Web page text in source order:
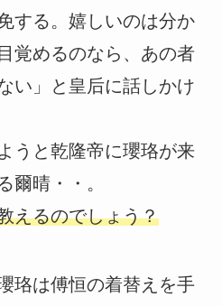
する。嬉しいのは分か
覚めるのなら、あの者
い」と皇后に話しかけ
うと乾隆帝に瓔珞が来
爾晴・・。
えるのでしょう？
珞は傅恒の着替えを手